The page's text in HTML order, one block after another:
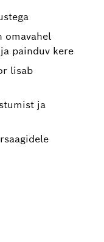
omavahel
painduv kere
lisab
ja